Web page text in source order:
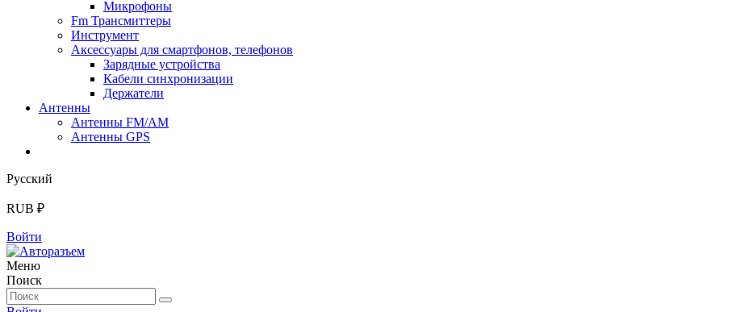
Микрофоны
Fm Трансмиттеры
Инструмент
Аксессуары для смартфонов, телефонов
Зарядные устройства
Кабели синхронизации
Держатели
Антенны
Антенны FM/AM
Антенны GPS
Русский
RUB ₽
Войти
Меню
Поиск